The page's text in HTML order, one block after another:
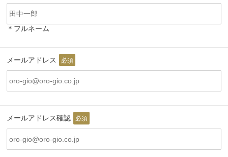
＊フルネーム
メールアドレス 必須
メールアドレス確認 必須